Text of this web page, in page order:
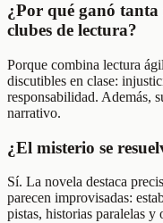
¿Por qué ganó tanta
clubes de lectura?
Porque combina lectura
discutibles en clase:
responsabilidad. Además,
narrativo.
¿El misterio se
Sí. La novela destaca
parecen improvisadas:
pistas, historias paralelas